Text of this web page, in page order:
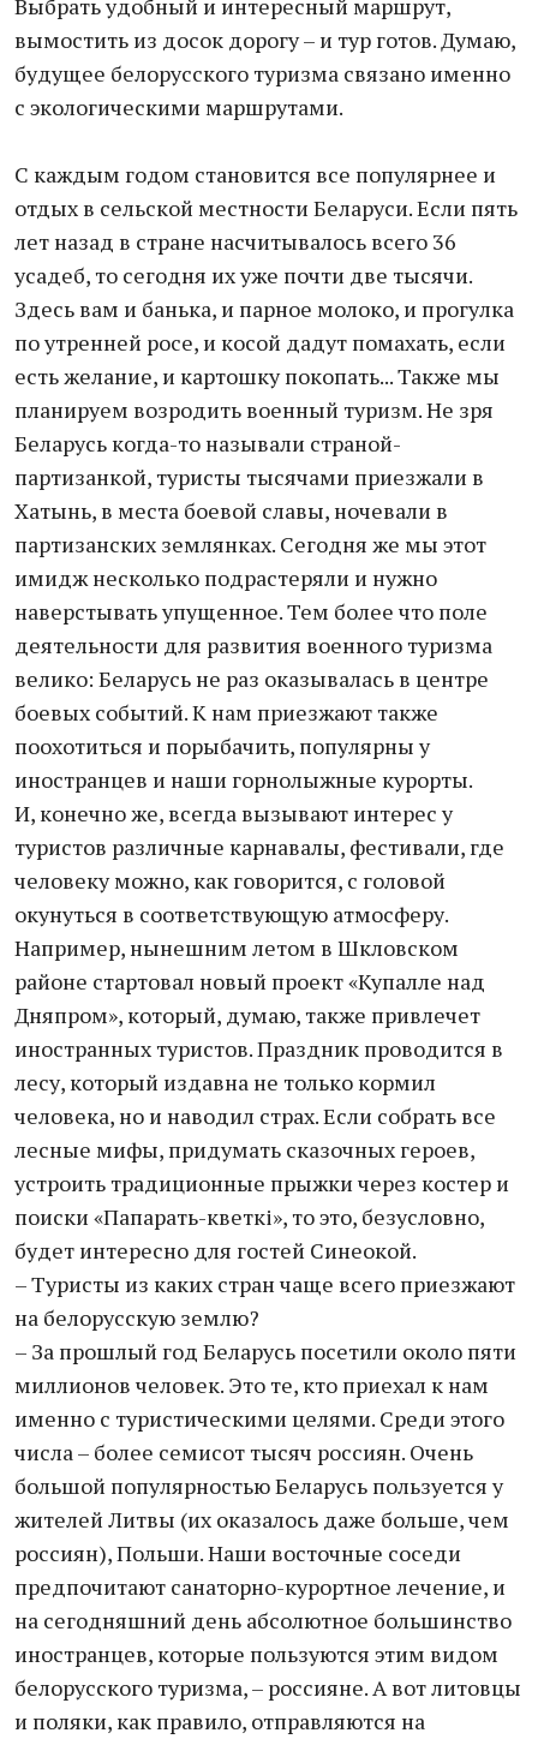
Выбрать удобный и интересный маршрут,
вымостить из досок дорогу – и тур готов. Думаю,
будущее белорусского туризма связано именно
с экологическими маршрутами.
С каждым годом становится все популярнее и
отдых в сельской местности Беларуси. Если пять
лет назад в стране насчитывалось всего 36
усадеб, то сегодня их уже почти две тысячи.
Здесь вам и банька, и парное молоко, и прогулка
по утренней росе, и косой дадут помахать, если
есть желание, и картошку покопать... Также мы
планируем возродить военный туризм. Не зря
Беларусь когда-то называли страной-
партизанкой, туристы тысячами приезжали в
Хатынь, в места боевой славы, ночевали в
партизанских землянках. Сегодня же мы этот
имидж несколько подрастеряли и нужно
наверстывать упущенное. Тем более что поле
деятельности для развития военного туризма
велико: Беларусь не раз оказывалась в центре
боевых событий. К нам приезжают также
поохотиться и порыбачить, популярны у
иностранцев и наши горнолыжные курорты.
И, конечно же, всегда вызывают интерес у
туристов различные карнавалы, фестивали, где
человеку можно, как говорится, с головой
окунуться в соответствующую атмосферу.
Например, нынешним летом в Шкловском
районе стартовал новый проект «Купалле над
Дняпром», который, думаю, также привлечет
иностранных туристов. Праздник проводится в
лесу, который издавна не только кормил
человека, но и наводил страх. Если собрать все
лесные мифы, придумать сказочных героев,
устроить традиционные прыжки через костер и
поиски «Папарать-кветкі», то это, безусловно,
будет интересно для гостей Синеокой.
– Туристы из каких стран чаще всего приезжают
на белорусскую землю?
– За прошлый год Беларусь посетили около пяти
миллионов человек. Это те, кто приехал к нам
именно с туристическими целями. Среди этого
числа – более семисот тысяч россиян. Очень
большой популярностью Беларусь пользуется у
жителей Литвы (их оказалось даже больше, чем
россиян), Польши. Наши восточные соседи
предпочитают санаторно-курортное лечение, и
на сегодняшний день абсолютное большинство
иностранцев, которые пользуются этим видом
белорусского туризма, – россияне. А вот литовцы
и поляки, как правило, отправляются на